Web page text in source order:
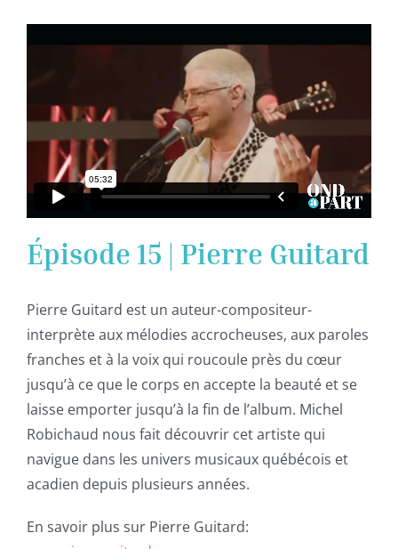
Épisode 15 | Pierre Guitard
Pierre Guitard est un auteur-compositeur-
interprète aux mélodies accrocheuses, aux paroles
franches et à la voix qui roucoule près du cœur
jusqu’à ce que le corps en accepte la beauté et se
laisse emporter jusqu’à la fin de l’album. Michel
Robichaud nous fait découvrir cet artiste qui
navigue dans les univers musicaux québécois et
acadien depuis plusieurs années.
En savoir plus sur Pierre Guitard: